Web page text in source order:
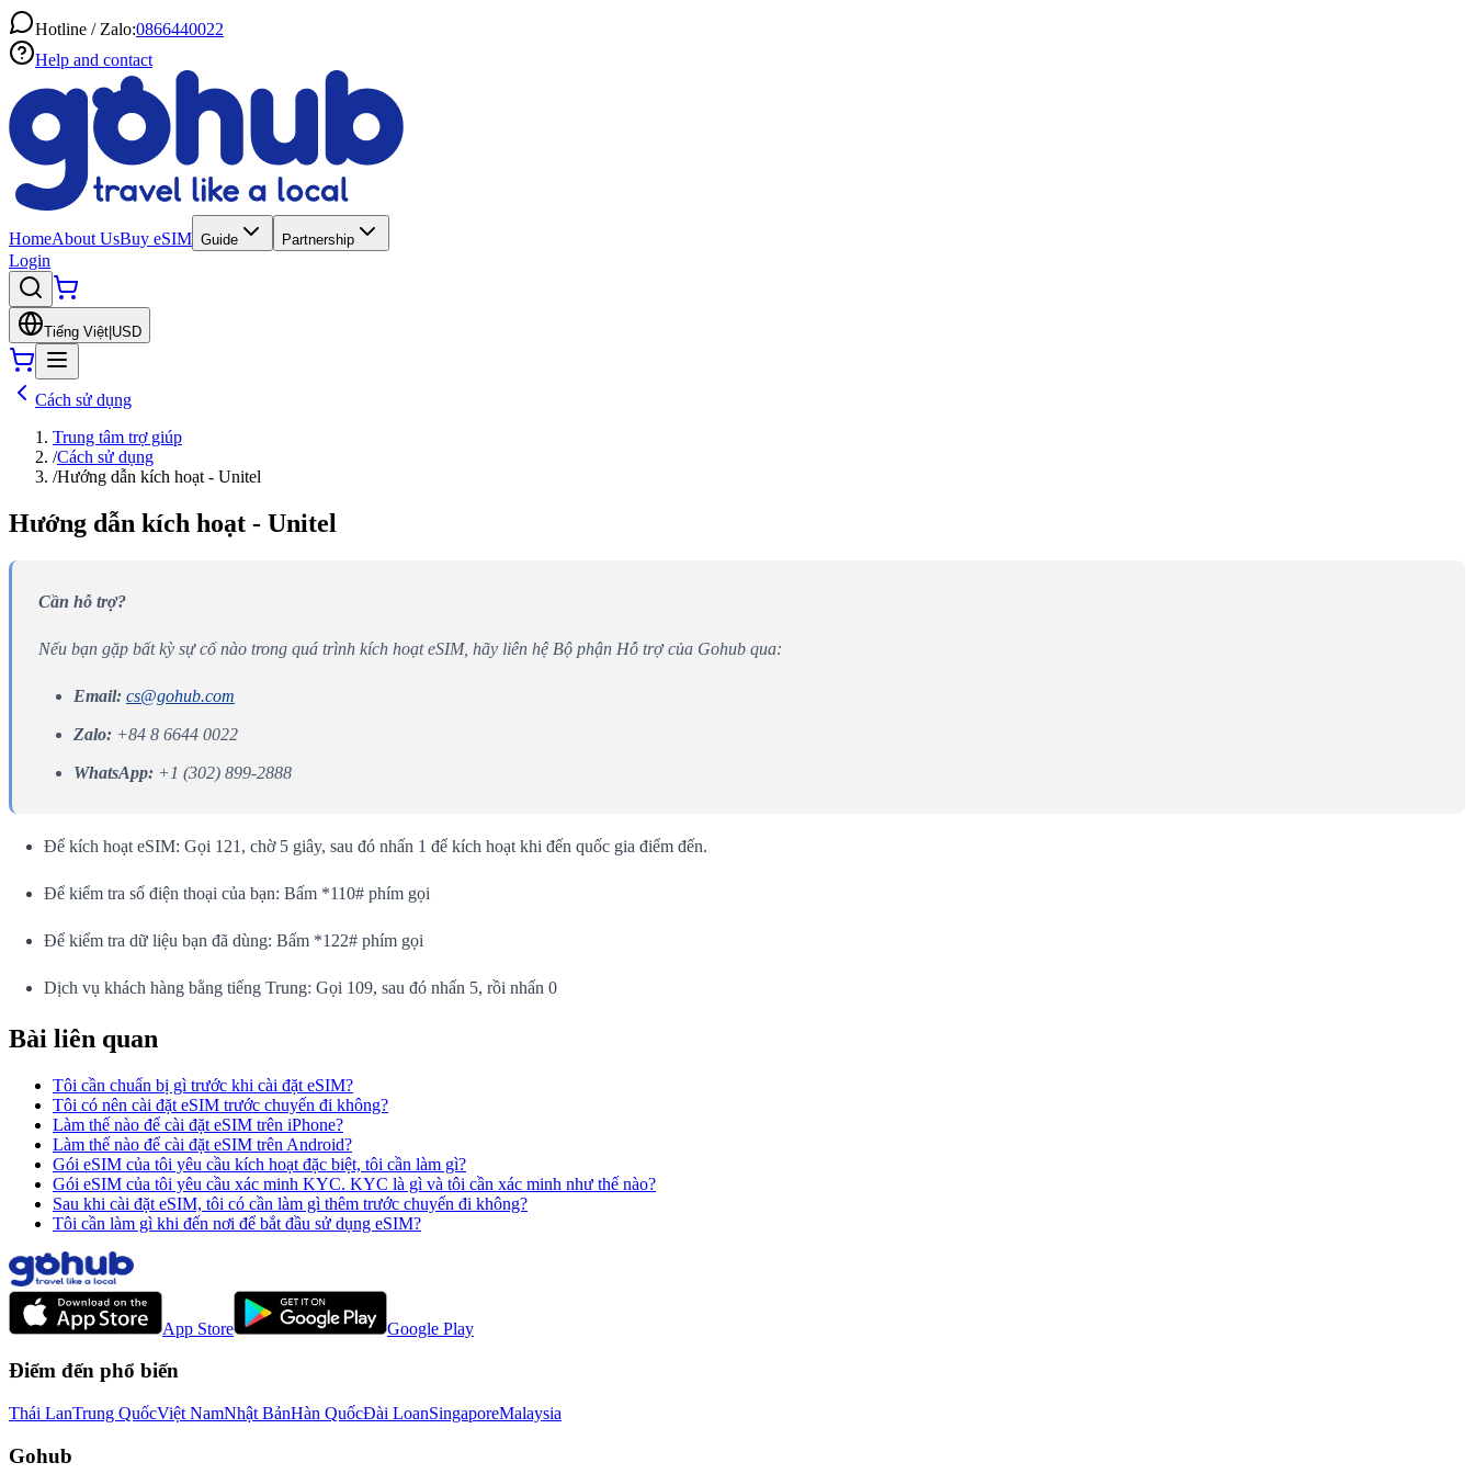
Hotline / Zalo:0866440022
Help and contact
HomeAbout UsBuy eSIM Guide Partnership
Login
Tiếng Việt USD
Cách sử dụng
Trung tâm trợ giúp
/Cách sử dụng
/Hướng dẫn kích hoạt - Unitel
Hướng dẫn kích hoạt - Unitel
Cần hỗ trợ?
Nếu bạn gặp bất kỳ sự cố nào trong quá trình kích hoạt eSIM, hãy liên hệ Bộ phận Hỗ trợ của Gohub qua:
Email: cs@gohub.com
Zalo: +84 8 6644 0022
WhatsApp: +1 (302) 899-2888
Để kích hoạt eSIM: Gọi 121, chờ 5 giây, sau đó nhấn 1 để kích hoạt khi đến quốc gia điểm đến.
Để kiểm tra số điện thoại của bạn: Bấm *110# phím gọi
Để kiểm tra dữ liệu bạn đã dùng: Bấm *122# phím gọi
Dịch vụ khách hàng bằng tiếng Trung: Gọi 109, sau đó nhấn 5, rồi nhấn 0
Bài liên quan
Tôi cần chuẩn bị gì trước khi cài đặt eSIM?
Tôi có nên cài đặt eSIM trước chuyến đi không?
Làm thế nào để cài đặt eSIM trên iPhone?
Làm thế nào để cài đặt eSIM trên Android?
Gói eSIM của tôi yêu cầu kích hoạt đặc biệt, tôi cần làm gì?
Gói eSIM của tôi yêu cầu xác minh KYC. KYC là gì và tôi cần xác minh như thế nào?
Sau khi cài đặt eSIM, tôi có cần làm gì thêm trước chuyến đi không?
Tôi cần làm gì khi đến nơi để bắt đầu sử dụng eSIM?
App Store Google Play
Điểm đến phổ biến
Thái LanTrung QuốcViệt NamNhật BảnHàn QuốcĐài LoanSingaporeMalaysia
Gohub